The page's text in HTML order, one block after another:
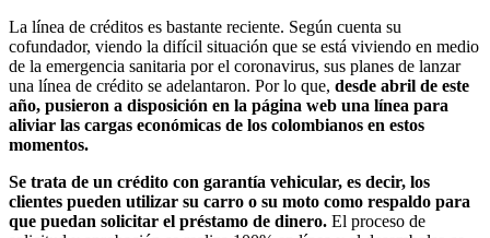
La línea de créditos es bastante reciente. Según cuenta su
cofundador, viendo la difícil situación que se está viviendo en medio
de la emergencia sanitaria por el coronavirus, sus planes de lanzar
una línea de crédito se adelantaron. Por lo que, desde abril de este
año, pusieron a disposición en la página web una línea para
aliviar las cargas económicas de los colombianos en estos
momentos.
Se trata de un crédito con garantía vehicular, es decir, los
clientes pueden utilizar su carro o su moto como respaldo para
que puedan solicitar el préstamo de dinero. El proceso de